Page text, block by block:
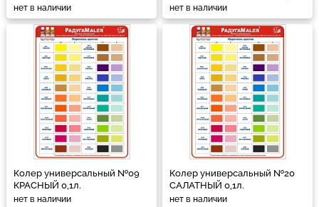
нет в наличии нет в наличии
Колер универсальный №09
КРАСНЫЙ 0,1л.
нет в наличии
Колер универсальный №20
САЛАТНЫЙ 0,1л.
нет в наличии